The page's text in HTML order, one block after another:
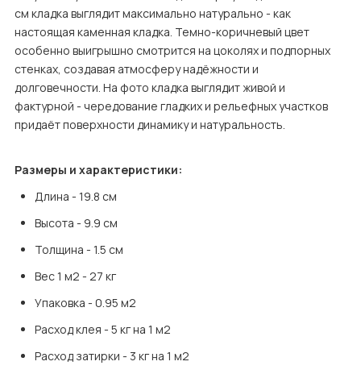
см кладка выглядит максимально натурально - как
настоящая каменная кладка. Темно-коричневый цвет
особенно выигрышно смотрится на цоколях и подпорных
стенках, создавая атмосферу надёжности и
долговечности. На фото кладка выглядит живой и
фактурной - чередование гладких и рельефных участков
придаёт поверхности динамику и натуральность.
Размеры и характеристики:
Длина - 19.8 см
Высота - 9.9 см
Толщина - 1.5 см
Вес 1 м2 - 27 кг
Упаковка - 0.95 м2
Расход клея - 5 кг на 1 м2
Расход затирки - 3 кг на 1 м2